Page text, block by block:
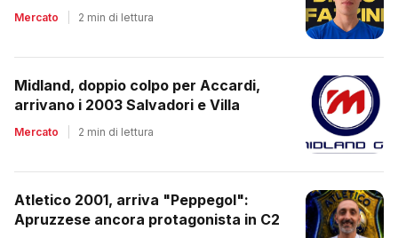
Mercato 2 min di lettura
Midland, doppio colpo per Accardi,
arrivano i 2003 Salvadori e Villa
Mercato 2 min di lettura
Atletico 2001, arriva "Peppegol":
Apruzzese ancora protagonista in C2